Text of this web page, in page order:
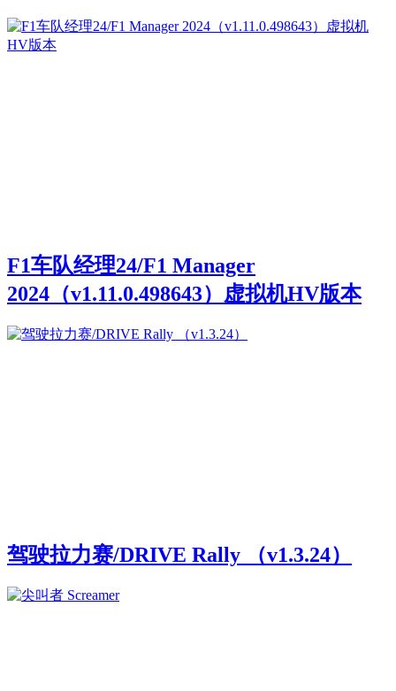
F1车队经理24/F1 Manager
2024（v1.11.0.498643）虚拟机HV版本
驾驶拉力赛/DRIVE Rally （v1.3.24）